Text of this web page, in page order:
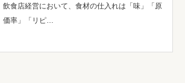
飲食店経営において、食材の仕入れは「味」「原
価率」「リピ…